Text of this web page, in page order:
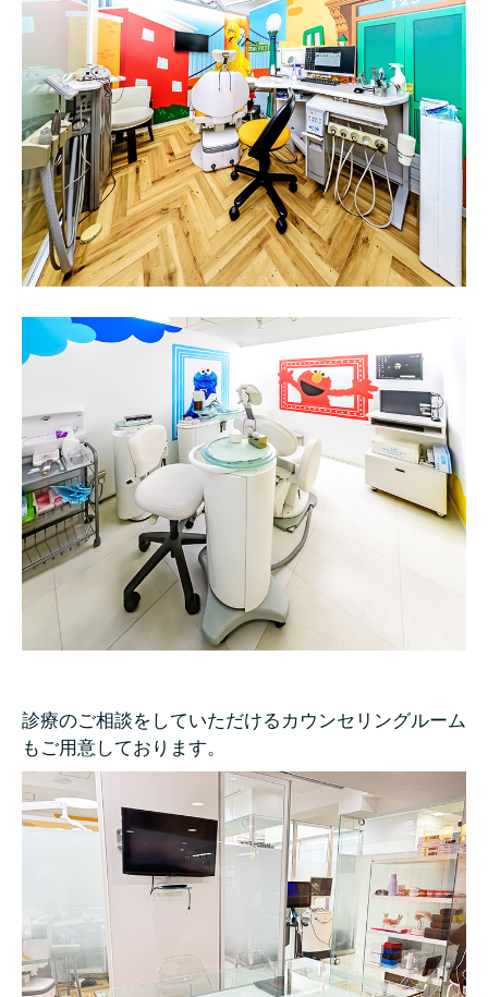
診療のご相談をしていただけるカウンセリングルーム
もご用意しております。